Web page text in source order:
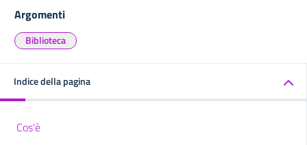
Argomenti
Biblioteca
Indice della pagina
Cos'è